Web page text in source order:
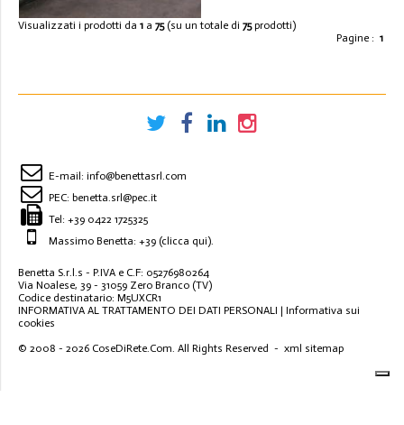
SANDWICH IN
Visualizzati i prodotti da 1 a 75(su un totale di 75prodotti)
Pagine : 1
E-mail: info@benettasrl.com
PEC: benetta.srl@pec.it
Tel: +39 0422 1725325
Massimo Benetta: +39 (clicca qui).
Benetta S.r.l.s - P.IVA e C.F: 05276980264
Via Noalese, 39 - 31059 Zero Branco (TV)
Codice destinatario: M5UXCR1
INFORMATIVA AL TRATTAMENTO DEI DATI PERSONALI | Informativa sui
cookies
© 2008 - 2026 CoseDiRete.Com. All Rights Reserved - xml sitemap